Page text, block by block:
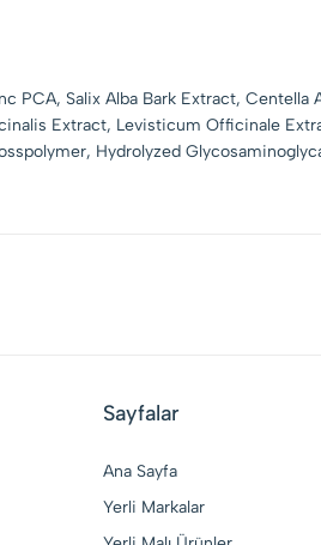
Salix Alba Bark Extract,
Extract, Levisticum Officinale
Hydrolyzed
Sayfalar
Ana Sayfa
Yerli Markalar